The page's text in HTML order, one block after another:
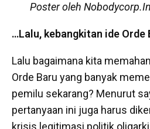
Poster oleh
…Lalu, kebangkitan ide Orde
Lalu bagaimana kita
Orde Baru yang banyak
pemilu sekarang? Menurut
pertanyaan ini juga harus
krisis legitimasi politik